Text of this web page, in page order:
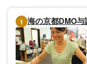
1 海の京都DMO